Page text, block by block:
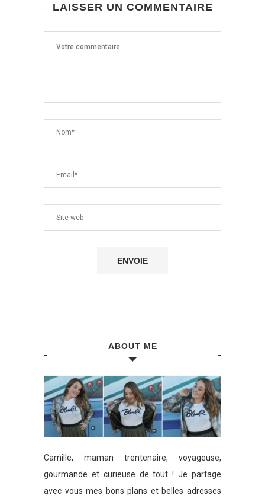
LAISSER UN COMMENTAIRE
ABOUT ME
Camille, maman trentenaire, voyageuse,
gourmande et curieuse de tout ! Je partage
avec vous mes bons plans et belles adresses